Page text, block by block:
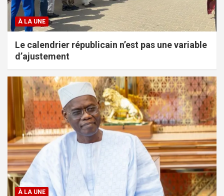
À LA UNE
Le calendrier républicain n’est pas une variable
d’ajustement
À LA UNE